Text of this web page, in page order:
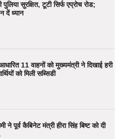
पुलिया सुरक्षित, टूटी सिर्फ एप्रोच रोड;
दें ध्यान
11 वाहनों को मुख्यमंत्री ने दिखाई हरी
को मिली सब्सिडी
ने पूर्व कैबिनेट मंत्री हीरा सिंह बिष्ट को दी